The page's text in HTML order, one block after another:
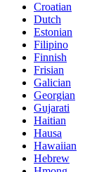
Croatian
Dutch
Estonian
Filipino
Finnish
Frisian
Galician
Georgian
Gujarati
Haitian
Hausa
Hawaiian
Hebrew